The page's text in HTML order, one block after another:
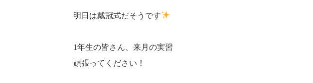
明日は戴冠式だそうです
1年生の皆さん、来月の実習
頑張ってください！